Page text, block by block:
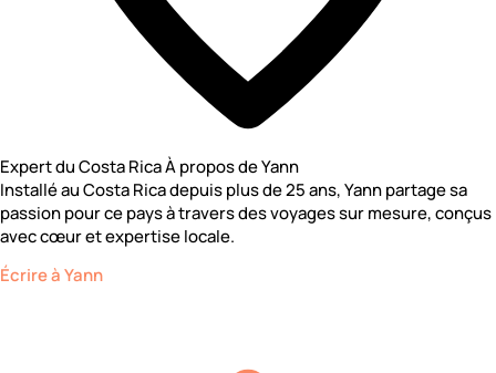
Expert du Costa RicaÀ propos de Yann
Installé au Costa Rica depuis plus de 25 ans, Yann partage sa
passion pour ce pays à travers des voyages sur mesure, conçus
avec cœur et expertise locale.
Écrire à Yann